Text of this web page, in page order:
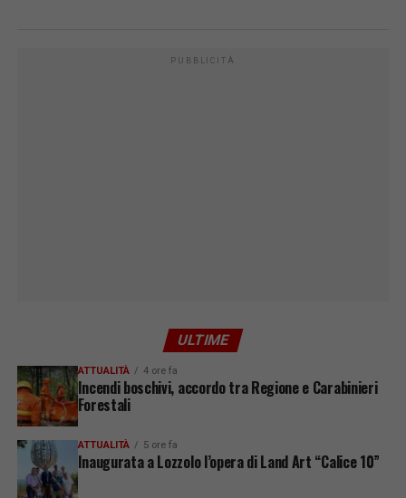
PUBBLICITÀ
ULTIME
ATTUALITÀ 4 ore fa
Incendi boschivi, accordo tra Regione e Carabinieri
Forestali
ATTUALITÀ 5 ore fa
Inaugurata a Lozzolo l’opera di Land Art “Calice 10”